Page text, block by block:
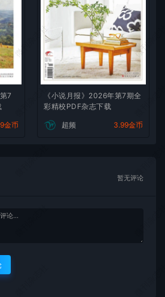
7
金币
《小说月报》2026年第7期全
彩精校PDF杂志下载
超频 3.99金币
暂无评论
微刊杂志社
微刊杂
微刊杂志社
微刊杂
微刊杂志社